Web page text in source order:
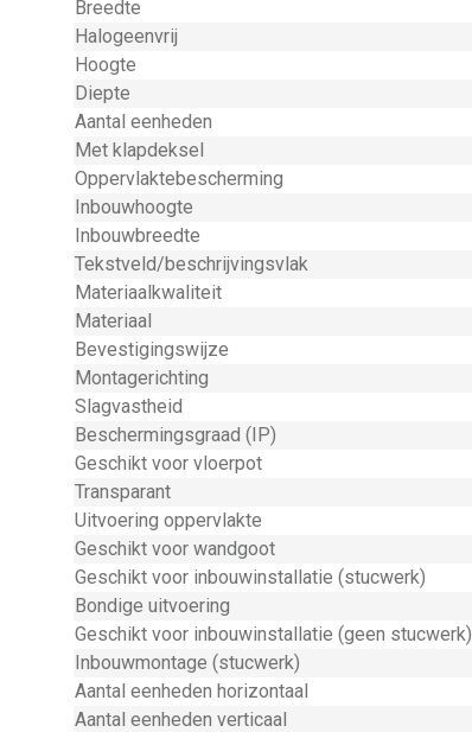
Breedte
Halogeenvrij
Hoogte
Diepte
Aantal eenheden
Met klapdeksel
Oppervlaktebescherming
Inbouwhoogte
Inbouwbreedte
Tekstveld/beschrijvingsvlak
Materiaalkwaliteit
Materiaal
Bevestigingswijze
Montagerichting
Slagvastheid
Beschermingsgraad (IP)
Geschikt voor vloerpot
Transparant
Uitvoering oppervlakte
Geschikt voor wandgoot
Geschikt voor inbouwinstallatie (stucwerk)
Bondige uitvoering
Geschikt voor inbouwinstallatie (geen stucwerk)
Inbouwmontage (stucwerk)
Aantal eenheden horizontaal
Aantal eenheden verticaal